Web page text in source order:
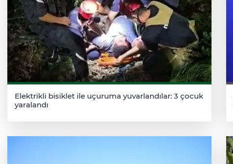
Elektrikli bisiklet ile uçuruma yuvarlandılar: 3 çocuk
yaralandı